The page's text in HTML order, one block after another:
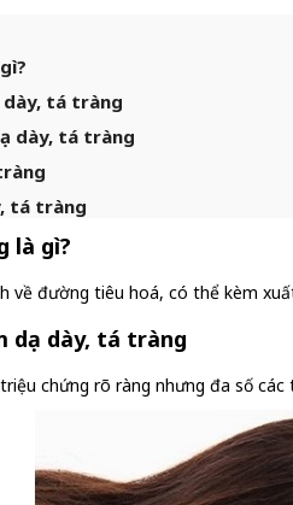
dày, tá tràng
dày, tá tràng
tá tràng
là gì?
về đường tiêu hoá, có thể kèm
dạ dày, tá tràng
chứng rõ ràng nhưng đa số